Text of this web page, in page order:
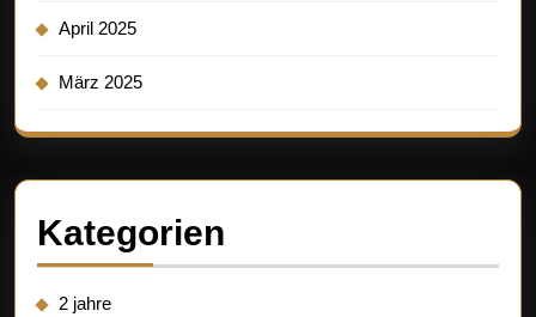
April 2025
März 2025
Kategorien
2 jahre